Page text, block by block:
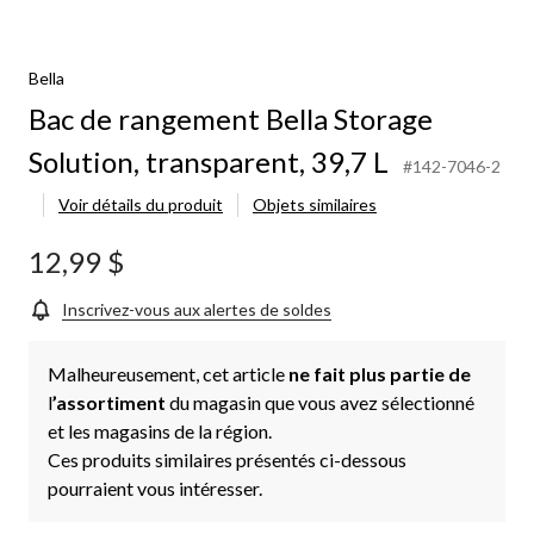
Bella
Bac de rangement Bella Storage
Solution, transparent, 39,7 L
#142-7046-2
Voir détails du produit
Objets similaires
12,99 $
Inscrivez-vous aux alertes de soldes
Malheureusement, cet article ne fait plus partie de
l’assortiment du magasin que vous avez sélectionné
et les magasins de la région.
Ces produits similaires présentés ci-dessous
pourraient vous intéresser.